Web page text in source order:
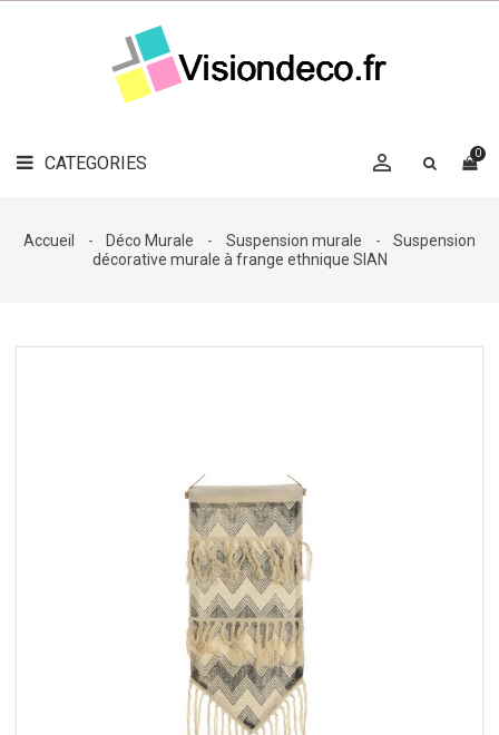
CATEGORIES 0

LE
MAG
DÉCO

DÉCO
Accueil Déco Murale Suspension murale
Suspension
décorative murale à frange ethnique SIAN